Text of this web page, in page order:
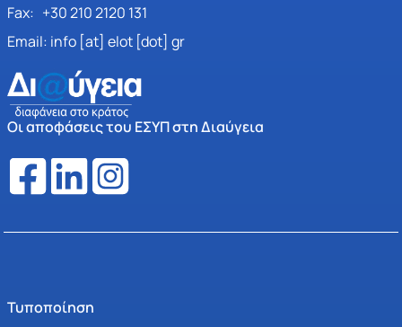
Fax: +30 210 2120 131
Email: info [at] elot [dot] gr
Οι αποφάσεις του ΕΣΥΠ στη Διαύγεια
Τυποποίηση